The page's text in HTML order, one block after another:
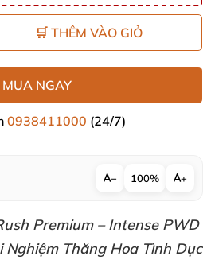
🛒 THÊM VÀO GIỎ
MUA NGAY
0938411000 (24/7)
− 100% +
Premium – Intense PWD
Nghiệm Thăng Hoa Tình Dục